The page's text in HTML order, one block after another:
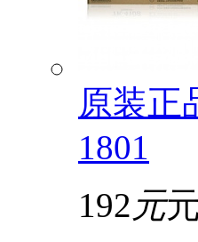
原装正
1801
192 元元